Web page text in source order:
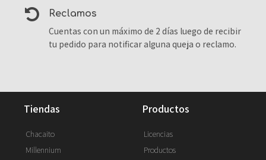
reclamos
Cuentas con un máximo de 2 días luego de recibir
tu pedido para notificar alguna queja o reclamo.
tiendas
Chacaito
Millennium
productos
Licencias
Productos